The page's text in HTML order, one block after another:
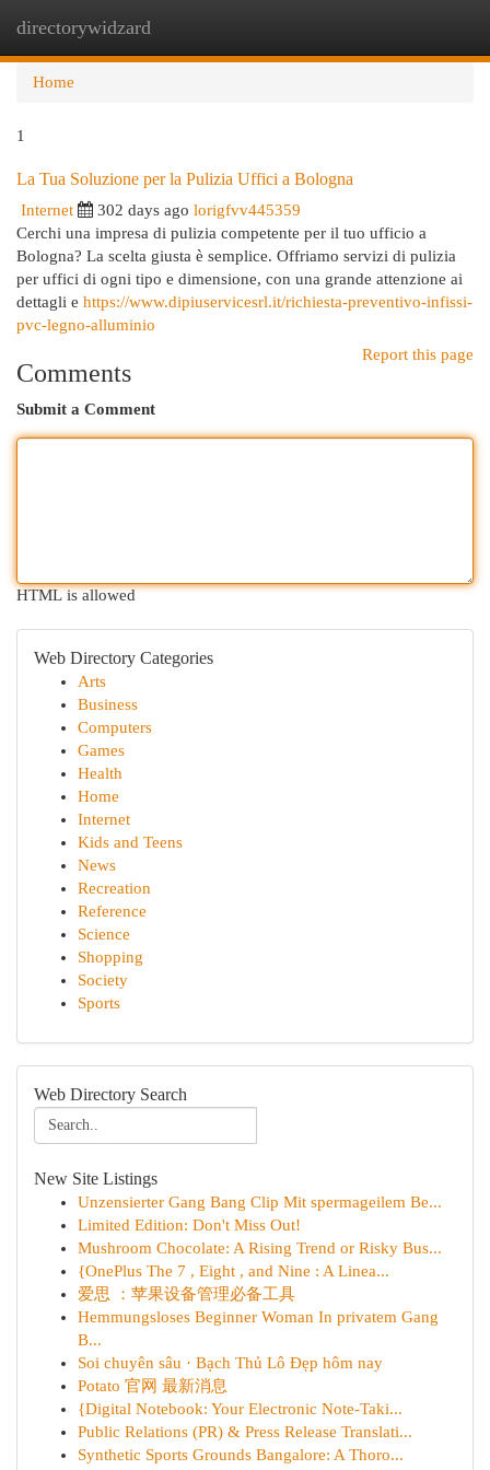
directorywidzard
Home
1
La Tua Soluzione per la Pulizia Uffici a Bologna
Internet 302 days ago lorigfvv445359
Cerchi una impresa di pulizia competente per il tuo ufficio a
Bologna? La scelta giusta è semplice. Offriamo servizi di pulizia
per uffici di ogni tipo e dimensione, con una grande attenzione ai
dettagli e https://www.dipiuservicesrl.it/richiesta-preventivo-infissi-
pvc-legno-alluminio
Report this page
Comments
Submit a Comment
HTML is allowed
Web Directory Categories
Arts
Business
Computers
Games
Health
Home
Internet
Kids and Teens
News
Recreation
Reference
Science
Shopping
Society
Sports
Web Directory Search
New Site Listings
Unzensierter Gang Bang Clip Mit spermageilem Be...
Limited Edition: Don't Miss Out!
Mushroom Chocolate: A Rising Trend or Risky Bus...
{OnePlus The 7 , Eight , and Nine : A Linea...
爱思 ：苹果设备管理必备工具
Hemmungsloses Beginner Woman In privatem Gang
B...
Soi chuyên sâu · Bạch Thủ Lô Đẹp hôm nay
Potato 官网 最新消息
{Digital Notebook: Your Electronic Note-Taki...
Public Relations (PR) & Press Release Translati...
Synthetic Sports Grounds Bangalore: A Thoro...